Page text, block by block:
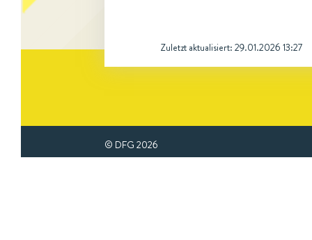
Zuletzt aktualisiert: 29.01.2026 13:27
© DFG 2026